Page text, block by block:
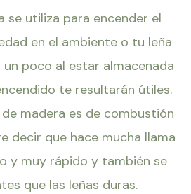
se utiliza para encender el
en el ambiente o tu leña
poco al estar almacenada
te resultarán útiles.
madera es de combustión
decir que hace mucha llama
y muy rápido y también se
que las leñas duras.